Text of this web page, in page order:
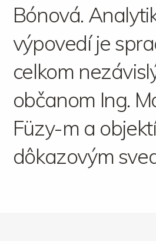
Bónová.
výpovedí je
celkom
občanom Ing.
Füzy-m a
dôkazovým